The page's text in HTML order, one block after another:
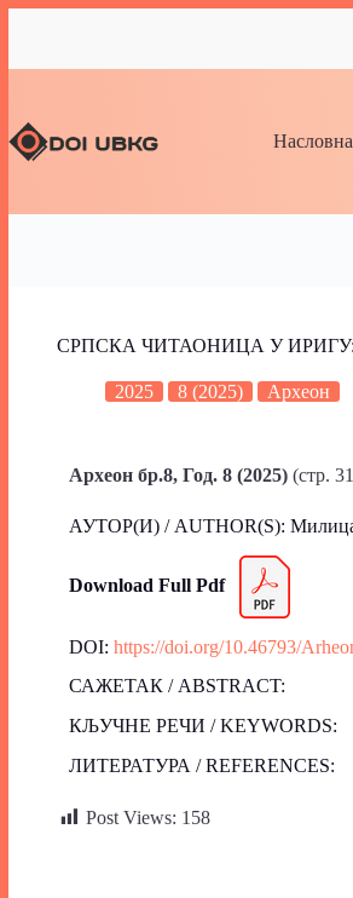
Насловна
СРПСКА ЧИТАОНИЦА У
2025 8 (2025) Археон
Aрхеон бр.8, Год. 8 (2025) (стр.
АУТОР(И) / AUTHOR(S):
Download Full Pdf
DOI: https://doi.org/10.46793/
САЖЕТАК / ABSTRACT:
КЉУЧНЕ РЕЧИ / KEYWORDS:
ЛИТЕРАТУРА / REFERENCES:
Post Views: 158